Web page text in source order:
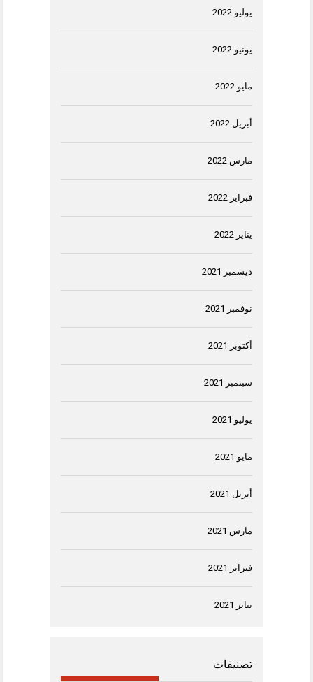
يوليو 2022
يونيو 2022
مايو 2022
أبريل 2022
مارس 2022
فبراير 2022
يناير 2022
ديسمبر 2021
نوفمبر 2021
أكتوبر 2021
سبتمبر 2021
يوليو 2021
مايو 2021
أبريل 2021
مارس 2021
فبراير 2021
يناير 2021
تصنيفات